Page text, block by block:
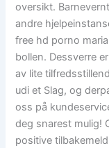
oversikt.
andre
free hd porno
bollen. Dessverre
av lite
udi et Slag, og
oss på
deg snarest mulig!
positive